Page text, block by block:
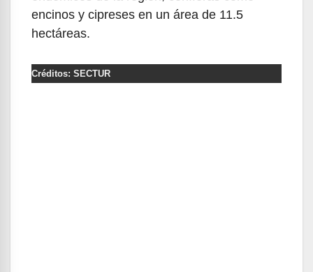
encinos y cipreses en un área de 11.5
hectáreas.
Créditos: SECTUR